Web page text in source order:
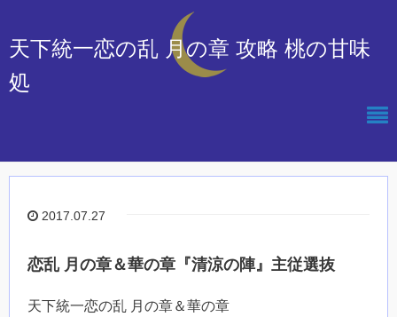
天下統一恋の乱 月の章 攻略 桃の甘味
処
2017.07.27
恋乱 月の章＆華の章『清涼の陣』主従選抜
天下統一恋の乱 月の章＆華の章